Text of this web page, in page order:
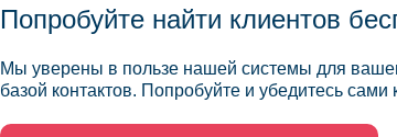
Попробуйте найти клиентов
Мы уверены в пользе нашей системы для
базой контактов. Попробуйте и убедитесь